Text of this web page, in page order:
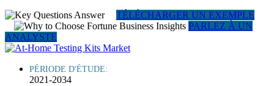
TÉLÉCHARGER UN EXEMPLE
PARLEZ À UN
ANALYSTE
PÉRIODE D'ÉTUDE:
2021-2034